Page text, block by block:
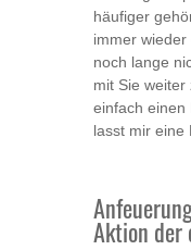
häufiger
immer
noch lange
mit Sie
einfach einen
lasst mir eine
Aktion der